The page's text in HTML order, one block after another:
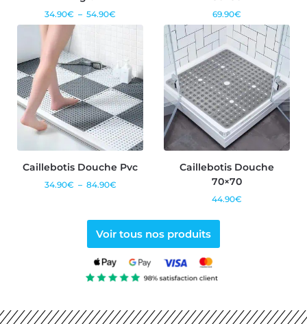
34.90€ – 54.90€ 69.90€
Caillebotis Douche Pvc
34.90€ – 84.90€
Caillebotis Douche
70×70
44.90€
Voir tous nos produits